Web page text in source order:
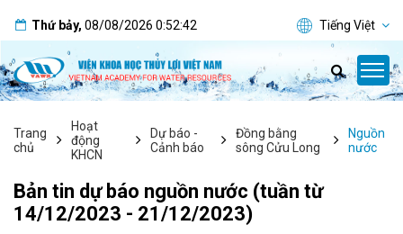
Thứ bảy, 08/08/2026 0:52:42 Tiếng Việt
Trang
chủ
Hoạt
động
KHCN
Dự báo -
Cảnh báo
Đồng bằng
sông Cửu Long
Nguồn
nước
Bản tin dự báo nguồn nước (tuần từ
14/12/2023 - 21/12/2023)